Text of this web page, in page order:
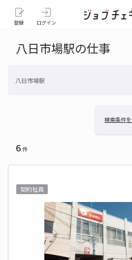
登録 ログイン
八日市場駅の仕事
八日市場駅
検索条件
6件
契約社員